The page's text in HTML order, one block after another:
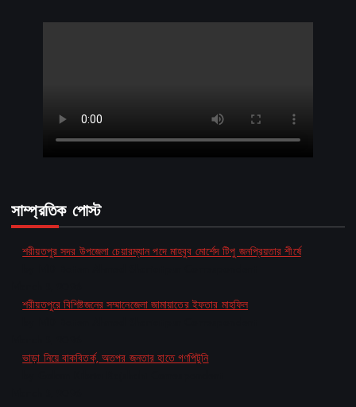
সাম্প্রতিক পোস্ট
শরীয়তপুর সদর উপজেলা চেয়ারম্যান পদে মাহবুব মোর্শেদ টিপু জনপ্রিয়তার শীর্ষে
শরীয়তপুরে বিশিষ্টজনের সম্মানেজেলা জামায়াতের ইফতার মাহফিল
ভাড়া নিয়ে বাকবিতর্ক, অতপর জনতার হাতে গণপিটুনি